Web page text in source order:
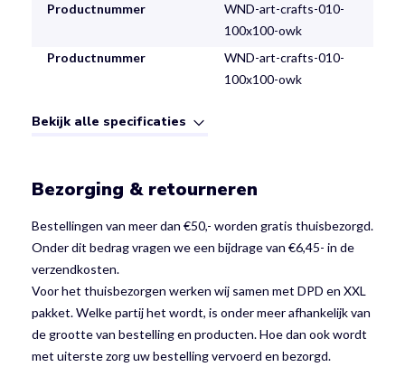
Productnummer
WND-art-crafts-010-
100x100-owk
Productnummer
WND-art-crafts-010-
100x100-owk
Bekijk alle specificaties
Bezorging & retourneren
Bestellingen van meer dan €50,- worden gratis thuisbezorgd.
Onder dit bedrag vragen we een bijdrage van €6,45- in de
verzendkosten.
Voor het thuisbezorgen werken wij samen met DPD en XXL
pakket. Welke partij het wordt, is onder meer afhankelijk van
de grootte van bestelling en producten. Hoe dan ook wordt
met uiterste zorg uw bestelling vervoerd en bezorgd.